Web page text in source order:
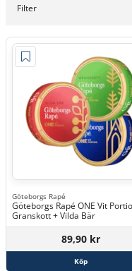
Filter
Göteborgs Rapé
Göteborgs Rapé ONE Vit
Granskott + Vilda Bär
89,90 kr
Köp